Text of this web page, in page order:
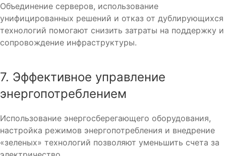
Объединение серверов, использование
унифицированных решений и отказ от дублирующихся
технологий помогают снизить затраты на поддержку и
сопровождение инфраструктуры.
7. Эффективное управление
энергопотреблением
Использование энергосберегающего оборудования,
настройка режимов энергопотребления и внедрение
«зеленых» технологий позволяют уменьшить счета за